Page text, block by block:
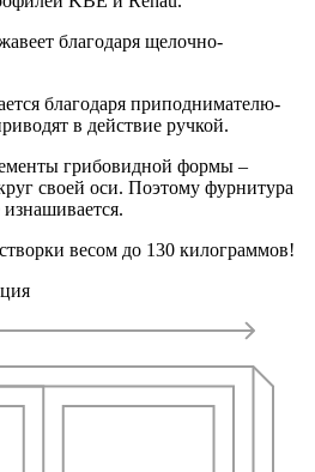
благодаря щелочно-
благодаря приподнимателю-
в действие ручкой.
грибовидной формы –
своей оси. Поэтому фурнитура
весом до 130 килограммов!